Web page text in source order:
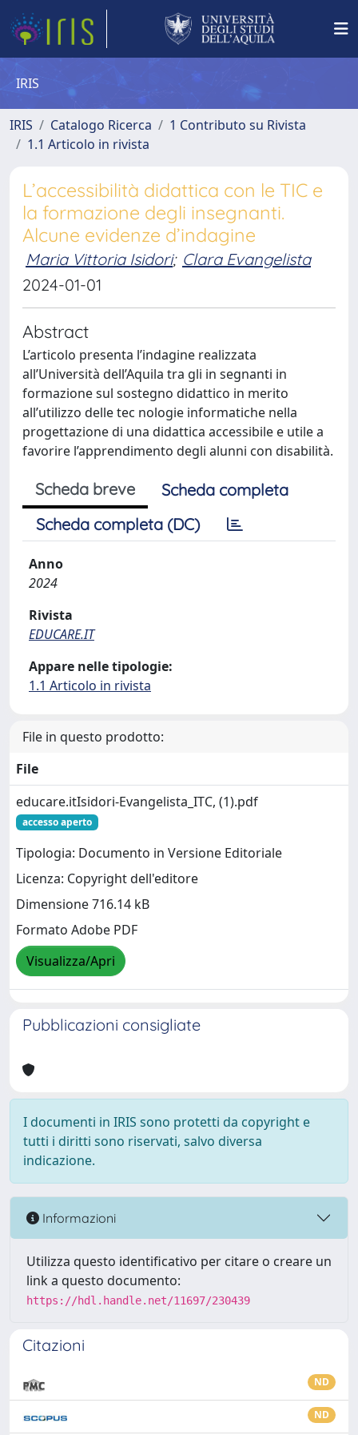
IRIS
IRIS Catalogo Ricerca
1 Contributo su Rivista
1.1 Articolo in rivista
L’accessibilità didattica con le TIC e
la formazione degli insegnanti.
Alcune evidenze d’indagine
Maria Vittoria Isidori; Clara Evangelista
2024-01-01
Abstract
L’articolo presenta l’indagine realizzata
all’Università dell’Aquila tra gli in segnanti in
formazione sul sostegno didattico in merito
all’utilizzo delle tec nologie informatiche nella
progettazione di una didattica accessibile e utile a
favorire l’apprendimento degli alunni con disabilità.
Scheda breve
Scheda completa
Scheda completa (DC)
Anno
2024
Rivista
EDUCARE.IT
Appare nelle tipologie:
1.1 Articolo in rivista
File in questo prodotto:
File
educare.itIsidori-Evangelista_ITC, (1).pdf
accesso aperto
Tipologia: Documento in Versione Editoriale
Licenza: Copyright dell'editore
Dimensione 716.14 kB
Formato Adobe PDF
Visualizza/Apri
Pubblicazioni consigliate
I documenti in IRIS sono protetti da copyright e
tutti i diritti sono riservati, salvo diversa
indicazione.
Informazioni
Utilizza questo identificativo per citare o creare un
link a questo documento:
https://hdl.handle.net/11697/230439
Citazioni
ND
ND